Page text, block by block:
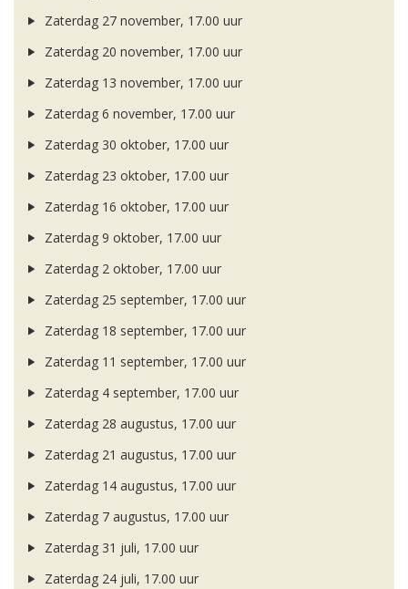
Zaterdag 27 november, 17.00 uur
Zaterdag 20 november, 17.00 uur
Zaterdag 13 november, 17.00 uur
Zaterdag 6 november, 17.00 uur
Zaterdag 30 oktober, 17.00 uur
Zaterdag 23 oktober, 17.00 uur
Zaterdag 16 oktober, 17.00 uur
Zaterdag 9 oktober, 17.00 uur
Zaterdag 2 oktober, 17.00 uur
Zaterdag 25 september, 17.00 uur
Zaterdag 18 september, 17.00 uur
Zaterdag 11 september, 17.00 uur
Zaterdag 4 september, 17.00 uur
Zaterdag 28 augustus, 17.00 uur
Zaterdag 21 augustus, 17.00 uur
Zaterdag 14 augustus, 17.00 uur
Zaterdag 7 augustus, 17.00 uur
Zaterdag 31 juli, 17.00 uur
Zaterdag 24 juli, 17.00 uur